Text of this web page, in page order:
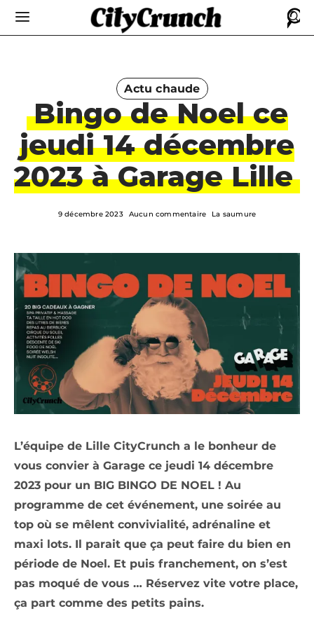
Actu chaude
Bingo de Noel ce
jeudi 14 décembre
2023 à Garage Lille
9 décembre 2023 Aucun commentaire La saumure
L’équipe de Lille CityCrunch a le bonheur de
vous convier à Garage ce jeudi 14 décembre
2023 pour un BIG BINGO DE NOEL ! Au
programme de cet événement, une soirée au
top où se mêlent convivialité, adrénaline et
maxi lots. Il parait que ça peut faire du bien en
période de Noel. Et puis franchement, on s’est
pas moqué de vous … Réservez vite votre place,
ça part comme des petits pains.